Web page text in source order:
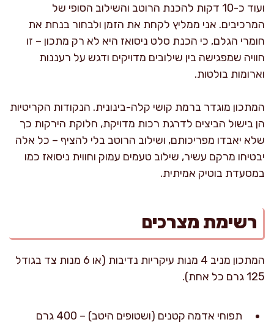
ועוד כ-10 דקות להכנת הרוטב והשילוב הסופי של
המרכיבים. אני ממליץ לקחת את הזמן ולבחור בנחת את
חומרי הגלם, כי הכנת סלט ניסואז היא לא רק מתכון – זו
חוויה שמפגישה בין שילובים מדויקים ודגש על רעננות
וארומות בולטות.
המתכון מוגדר ברמת קושי קלה-בינונית. הנקודות הקריטיות
הן בישול הביצים לדרגת רכות מדויקת, חלוקת הירקות כך
שלא יאבדו מפריכותם, ושילוב הרוטב בלי להציף – כל אלה
יבטיחו מרקם עשיר, שילוב טעמים עמוק וחווית ניסואז כמו
במסעדת בוטיק אמיתית.
רשימת מצרכים
המתכון מניב 4 מנות עיקריות נדיבות (או 6 מנות צד בגודל
125 גרם כל אחת).
תפוחי אדמה קטנים (ושטופים היטב) – 400 גרם